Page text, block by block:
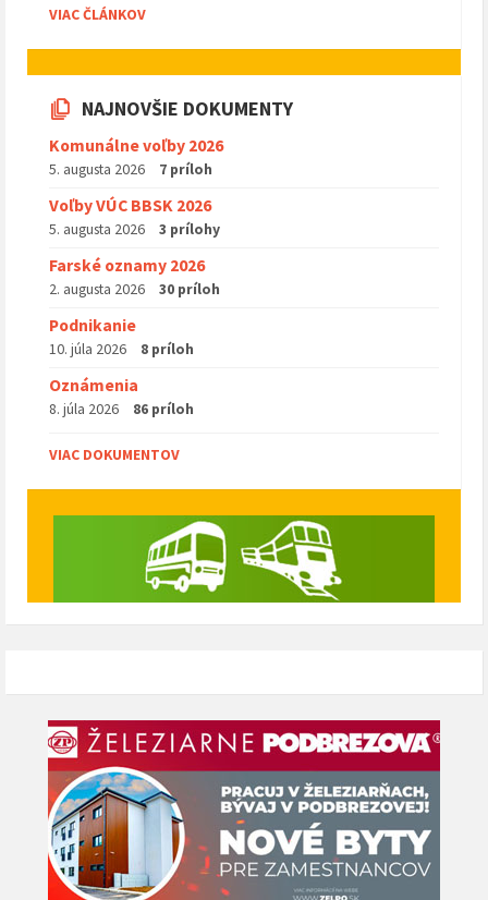
VIAC ČLÁNKOV
NAJNOVŠIE DOKUMENTY
Komunálne voľby 2026
5. augusta 2026 7 príloh
Voľby VÚC BBSK 2026
5. augusta 2026 3 prílohy
Farské oznamy 2026
2. augusta 2026 30 príloh
Podnikanie
10. júla 2026 8 príloh
Oznámenia
8. júla 2026 86 príloh
VIAC DOKUMENTOV